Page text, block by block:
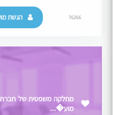
76266 הגשת
מחלקה משפטית של חברת
מוע�...